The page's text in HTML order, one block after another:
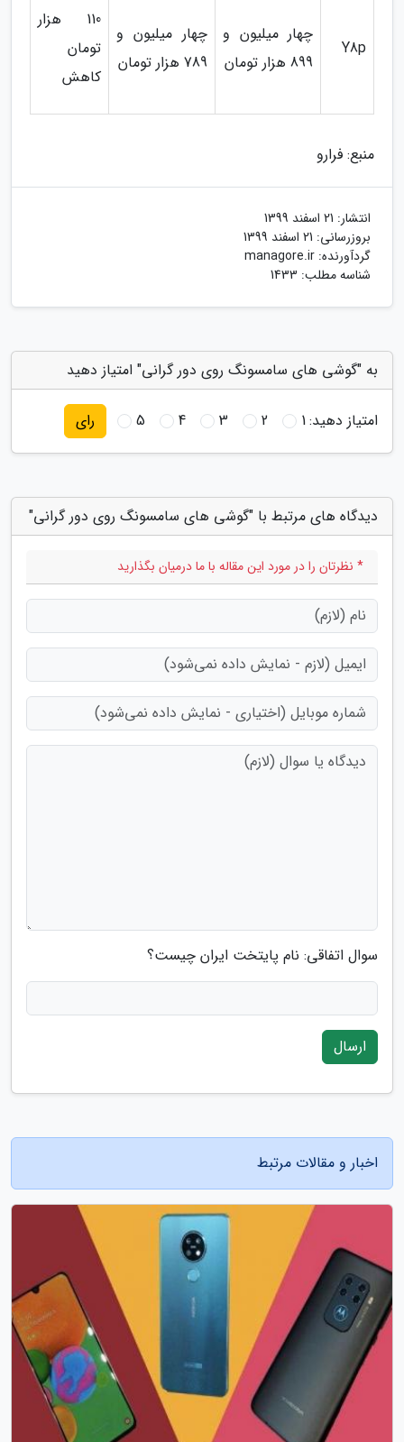
Y8p
چهار میلیون و
899 هزار تومان
چهار میلیون و
789 هزار تومان
110 هزار
تومان
کاهش
منبع: فرارو
انتشار: 21 اسفند 1399
بروزرسانی: 21 اسفند 1399
گردآورنده: managore.ir
شناسه مطلب: 1433
به "گوشی های سامسونگ روی دور گرانی" امتیاز دهید
امتیاز دهید:1
2
3
4
5 رای
دیدگاه های مرتبط با "گوشی های سامسونگ روی دور گرانی"
* نظرتان را در مورد این مقاله با ما درمیان بگذارید
سوال اتفاقی: نام پایتخت ایران چیست؟
ارسال
اخبار و مقالات مرتبط